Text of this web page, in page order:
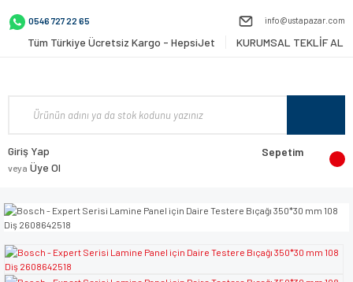
0546 727 22 65 info@ustapazar.com
Tüm Türkiye Ücretsiz Kargo - HepsiJet KURUMSAL TEKLİF AL
Giriş Yap
veya Üye Ol
Sepetim